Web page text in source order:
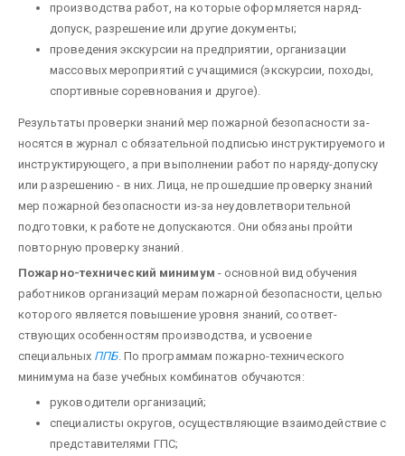
производства работ, на которые оформляется наряд-
допуск, разрешение или другие документы;
проведения экскурсии на предприятии, организации
массовых мероприятий с учащимися (экскурсии, походы,
спортивные соревнования и другое).
Результаты проверки знаний мер пожарной безопасности за­
носятся в журнал с обязательной подписью инструктируемого и
инструктирующего, а при выполнении работ по наряду-допуску
или разрешению - в них. Лица, не прошедшие проверку знаний
мер пожарной безопасности из-за неудовлетворительной
подготовки, к работе не допускаются. Они обязаны пройти
повторную проверку знаний.
Пожарно-технический минимум - основной вид обучения
работников ор­ганизаций мерам пожарной безопасности, целью
которого является повышение уровня знаний, соответ­
ствующих особенностям производства, и усвоение
специальных ППБ. По программам пожарно-технического
минимума на базе учебных комбинатов обучаются:
руководители организаций;
специалисты округов, осуществляющие взаимодейст­вие с
представителями ГПС;